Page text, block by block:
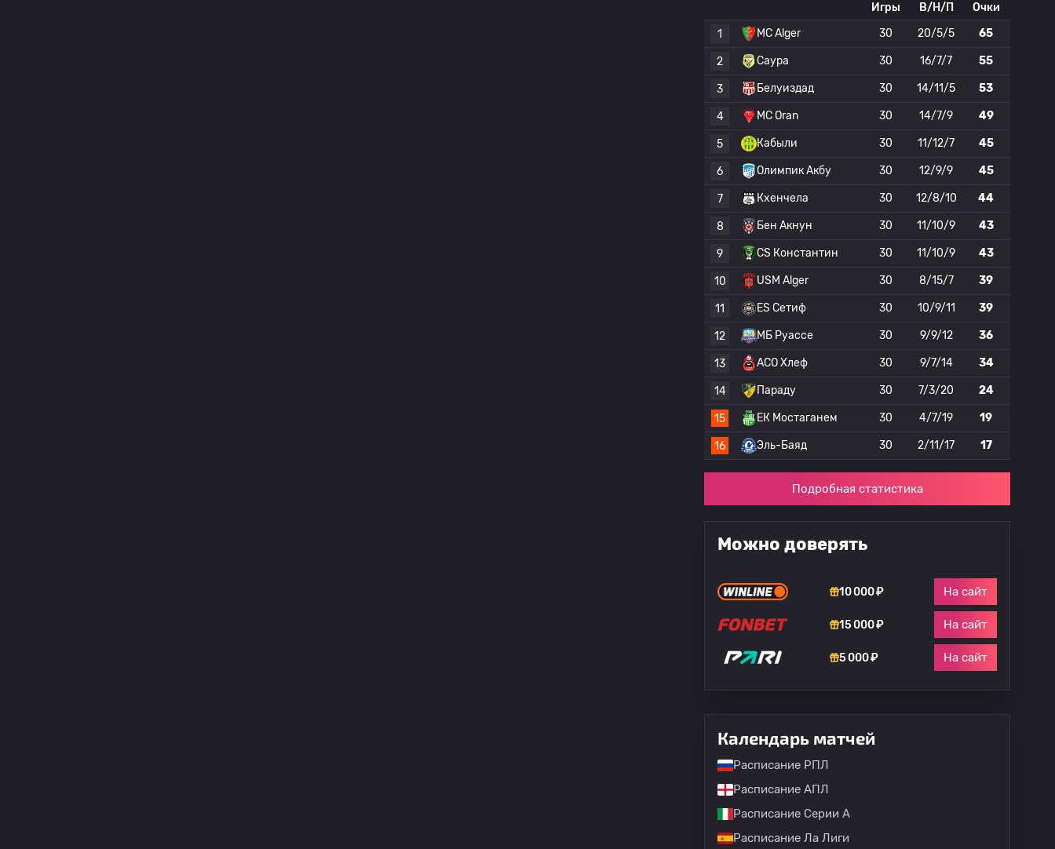
Игры В/Н/П
Очки
1
MC Alger 30 20/5/5 65
2 Саура 30 16/7/7 55
3 Белуиздад 30 14/11/5 53
4 MC Oran 30 14/7/9 49
5 Кабыли 30 11/12/7 45
6 Олимпик Акбу 30 12/9/9 45
7 Кхенчела 30 12/8/10 44
8 Бен Акнун 30 11/10/9 43
9 CS Константин 30 11/10/9 43
10 USM Alger 30 8/15/7 39
11 ES Сетиф 30 10/9/11 39
12 МБ Руассе 30 9/9/12 36
13 АСО Хлеф 30 9/7/14 34
14 Параду 30 7/3/20 24
15 ЕК Мостаганем 30 4/7/19 19
16 Эль-Баяд 30 2/11/17 17
Подробная статистика
Можно доверять
10 000 ₽ На сайт
15 000 ₽ На сайт
5 000 ₽ На сайт
Календарь матчей
Расписание РПЛ
Расписание АПЛ
Расписание Серии А
Расписание Ла Лиги